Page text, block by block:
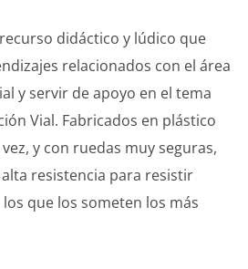
didáctico y lúdico que
relacionados con el área
y servir de apoyo en el tema
Vial. Fabricados en plástico
y con ruedas muy seguras,
resistencia para resistir
que los someten los más